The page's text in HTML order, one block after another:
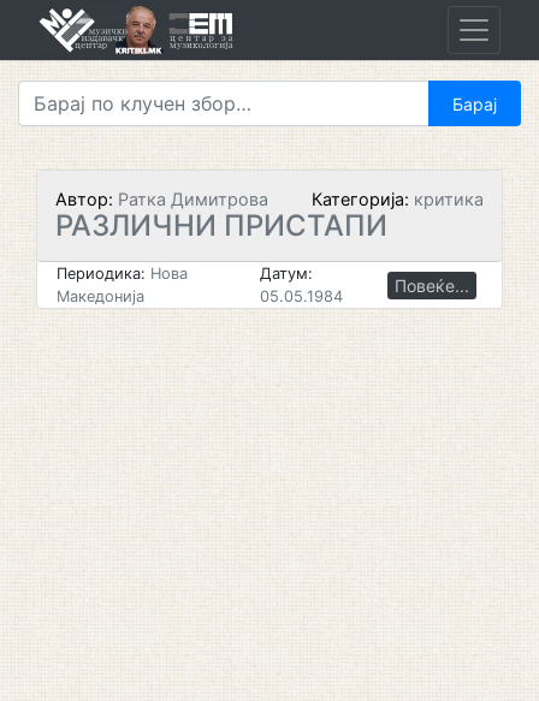
Автор: Ратка Димитрова Категорија: критика
РАЗЛИЧНИ ПРИСТАПИ
Периодика: Нова
Македонија
Датум:
05.05.1984
Повеќе...